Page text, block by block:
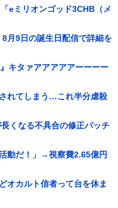
eミリオンゴッド3CHB（メ
月9日の誕生日配信で詳細を
キタァアアアアアーーーー
れてしまう…これ半分虐殺
くなる不具合の修正パッチ
動だ！」→視察費2.65億円
オカルト信者って台を休ま